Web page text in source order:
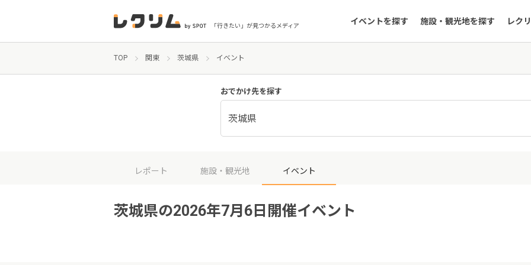
「行きたい」が見つかるメディア イベントを探す 施設・観光地を探す レク
TOP 関東 茨城県 イベント
おでかけ先を探す
茨城県
レポート 施設・観光地 イベント
茨城県の2026年7月6日開催イベント